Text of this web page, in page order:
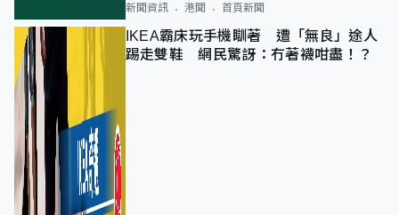
新聞資訊 港聞 首頁新聞
IKEA霸床玩手機瞓著 遭「無良」途人
踢走雙鞋 網民驚訝：冇著襪咁盡！？